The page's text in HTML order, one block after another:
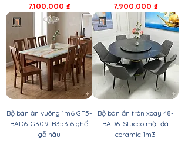
Giá
7.100.000 ₫ Giá
7.900.000 ₫
Bộ bàn ăn vuông 1m6 GF5-
BAD6-G309-B353 6 ghế
gỗ nâu
Bộ bàn ăn tròn xoay 48-
BAD6-Stucco mặt đá
ceramic 1m3